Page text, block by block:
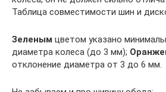
Таблица совместимости шин и
Зеленым цветом указано
диаметра колеса (до 3 мм);
отклонение диаметра от 3 до 6 мм.